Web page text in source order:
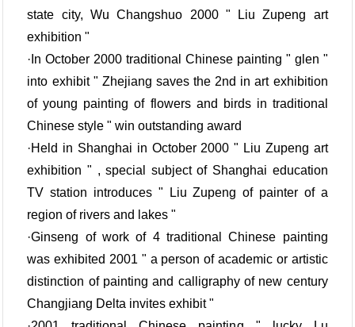
state city, Wu Changshuo 2000 " Liu Zupeng art
exhibition "
·In October 2000 traditional Chinese painting " glen "
into exhibit " Zhejiang saves the 2nd in art exhibition
of young painting of flowers and birds in traditional
Chinese style " win outstanding award
·Held in Shanghai in October 2000 " Liu Zupeng art
exhibition " , special subject of Shanghai education
TV station introduces " Liu Zupeng of painter of a
region of rivers and lakes "
·Ginseng of work of 4 traditional Chinese painting
was exhibited 2001 " a person of academic or artistic
distinction of painting and calligraphy of new century
Changjiang Delta invites exhibit "